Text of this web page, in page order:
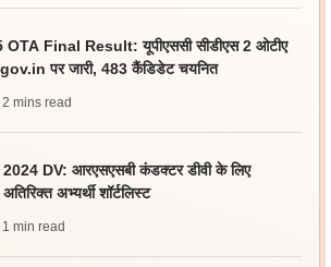
Final Result: यूपीएससी सीडीएस 2 ओटीए
पर जारी, 483 कैंडिडेट चयनित
| 2 mins read
DV: आरएसएसबी कंडक्टर डीवी के लिए
अभ्यर्थी शॉर्टलिस्ट
| 1 min read